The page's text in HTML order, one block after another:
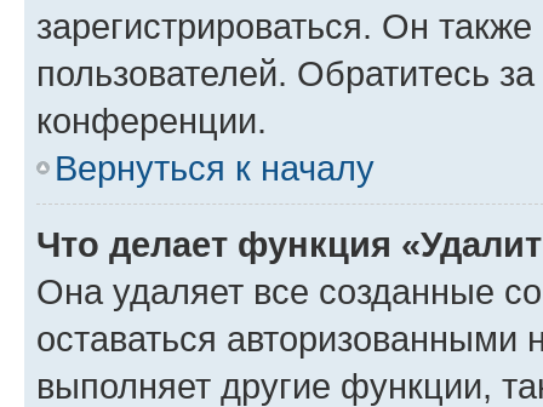
зарегистрироваться. Он
пользователей. Обратитесь
конференции.
Вернуться к началу
Что делает функция
Она удаляет все созданные
оставаться авторизованными
выполняет другие функции,